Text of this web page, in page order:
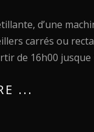
d’une
carrés ou
de 16h00 jusque
...